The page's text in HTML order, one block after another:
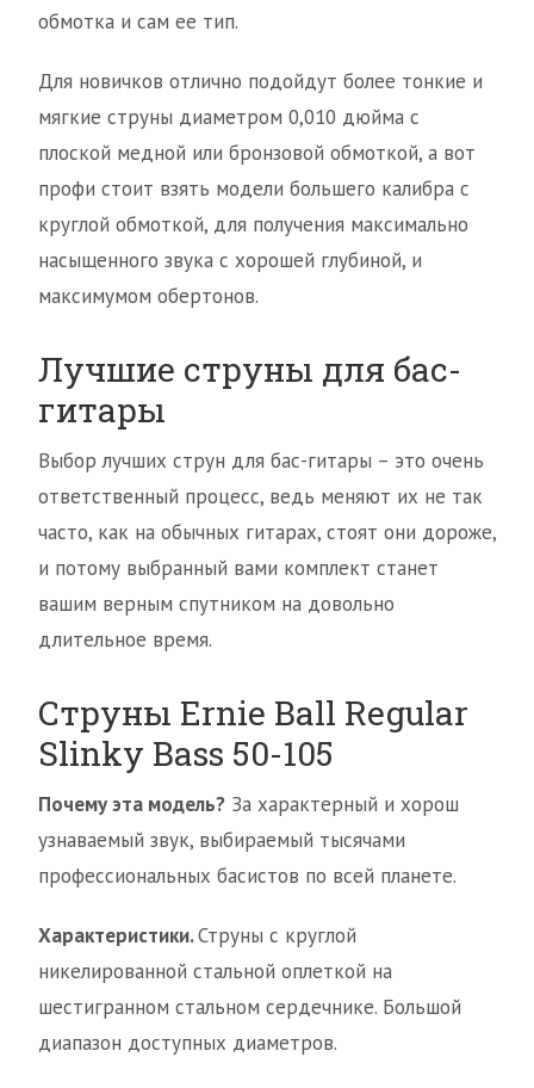
обмотка и сам ее тип.
Для новичков отлично подойдут более тонкие и
мягкие струны диаметром 0,010 дюйма с
плоской медной или бронзовой обмоткой, а вот
профи стоит взять модели большего калибра с
круглой обмоткой, для получения максимально
насыщенного звука с хорошей глубиной, и
максимумом обертонов.
Лучшие струны для бас-
гитары
Выбор лучших струн для бас-гитары – это очень
ответственный процесс, ведь меняют их не так
часто, как на обычных гитарах, стоят они дороже,
и потому выбранный вами комплект станет
вашим верным спутником на довольно
длительное время.
Струны Ernie Ball Regular
Slinky Bass 50-105
Почему эта модель? За характерный и хорош
узнаваемый звук, выбираемый тысячами
профессиональных басистов по всей планете.
Характеристики.Струны с круглой
никелированной стальной оплеткой на
шестигранном стальном сердечнике. Большой
диапазон доступных диаметров.